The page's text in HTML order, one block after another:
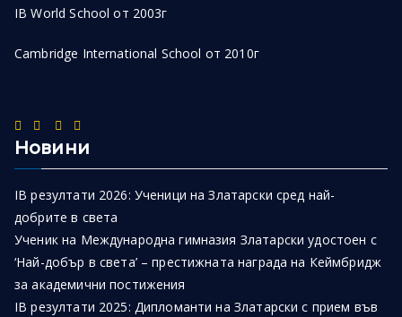
IB World School от 2003г
Cambridge International School от 2010г
Новини
IB резултати 2026: Ученици на Златарски сред най-
добрите в света
Ученик на Международна гимназия Златарски удостоен с
‘Най-добър в света’ – престижната награда на Кеймбридж
за академични постижения
IB резултати 2025: Дипломанти на Златарски с прием във